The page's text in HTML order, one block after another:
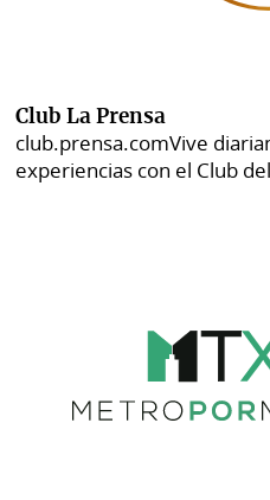
Club La Prensa
club.prensa.comVive
experiencias con el Club